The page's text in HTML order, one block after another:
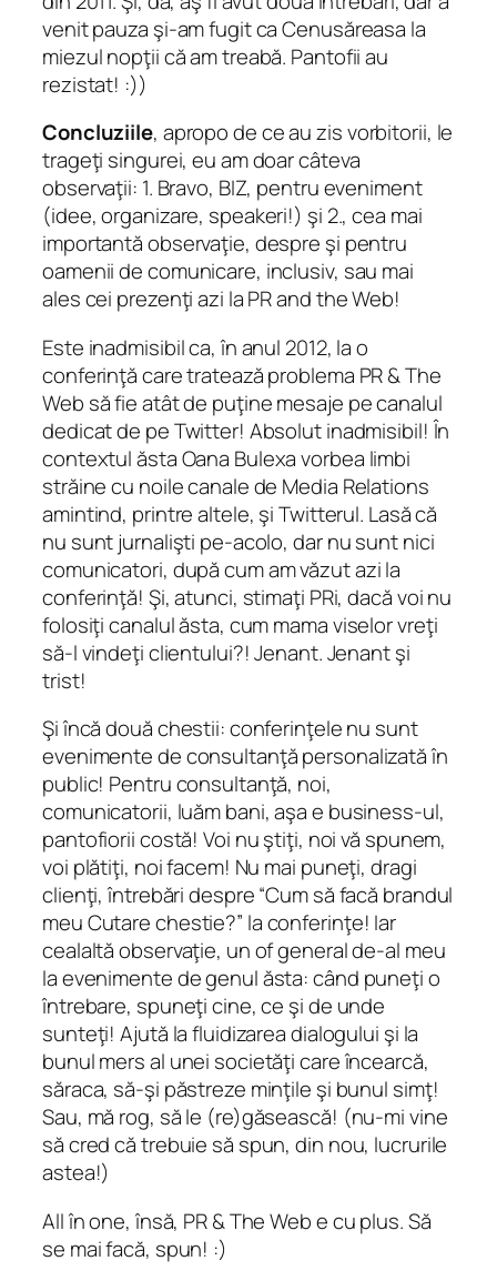
venit pauza şi-am fugit ca Cenusăreasa la
miezul nopţii că am treabă. Pantofii au
rezistat! :))
Concluziile, apropo de ce au zis vorbitorii, le
trageţi singurei, eu am doar câteva
observaţii: 1. Bravo, BIZ, pentru eveniment
(idee, organizare, speakeri!) şi 2., cea mai
importantă observaţie, despre şi pentru
oamenii de comunicare, inclusiv, sau mai
ales cei prezenţi azi la PR and the Web!
Este inadmisibil ca, în anul 2012, la o
conferinţă care tratează problema PR & The
Web să fie atât de puţine mesaje pe canalul
dedicat de pe Twitter! Absolut inadmisibil! În
contextul ăsta Oana Bulexa vorbea limbi
străine cu noile canale de Media Relations
amintind, printre altele, şi Twitterul. Lasă că
nu sunt jurnalişti pe-acolo, dar nu sunt nici
comunicatori, după cum am văzut azi la
conferinţă! Şi, atunci, stimaţi PRi, dacă voi nu
folosiţi canalul ăsta, cum mama viselor vreţi
să-l vindeţi clientului?! Jenant. Jenant şi
trist!
Şi încă două chestii: conferinţele nu sunt
evenimente de consultanţă personalizată în
public! Pentru consultanţă, noi,
comunicatorii, luăm bani, aşa e business-ul,
pantofiorii costă! Voi nu ştiţi, noi vă spunem,
voi plătiţi, noi facem! Nu mai puneţi, dragi
clienţi, întrebări despre “Cum să facă brandul
meu Cutare chestie?” la conferinţe! Iar
cealaltă observaţie, un of general de-al meu
la evenimente de genul ăsta: când puneţi o
întrebare, spuneţi cine, ce şi de unde
sunteţi! Ajută la fluidizarea dialogului şi la
bunul mers al unei societăţi care încearcă,
săraca, să-şi păstreze minţile şi bunul simţ!
Sau, mă rog, să le (re)găsească! (nu-mi vine
să cred că trebuie să spun, din nou, lucrurile
astea!)
All în one, însă, PR & The Web e cu plus. Să
se mai facă, spun! :)